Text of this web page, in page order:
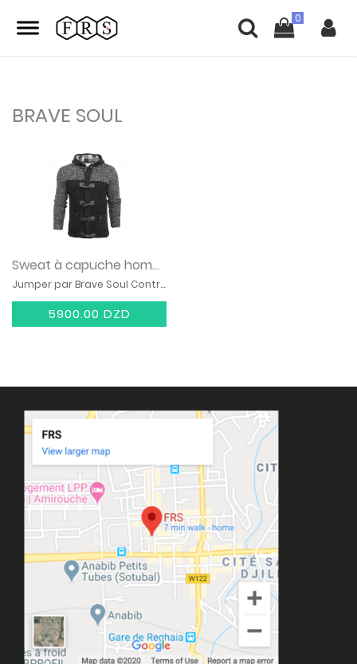
BRAVE SOUL
Sweat à capuche hommes
Jumper par Brave Soul Contrast Knit
5900.00 DZD